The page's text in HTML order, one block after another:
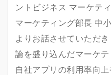
ントビジネス マーケテ
マーケティング部長 中
よりお話させていただ
論を盛り込んだマーケテ
自社アプリの利用率向